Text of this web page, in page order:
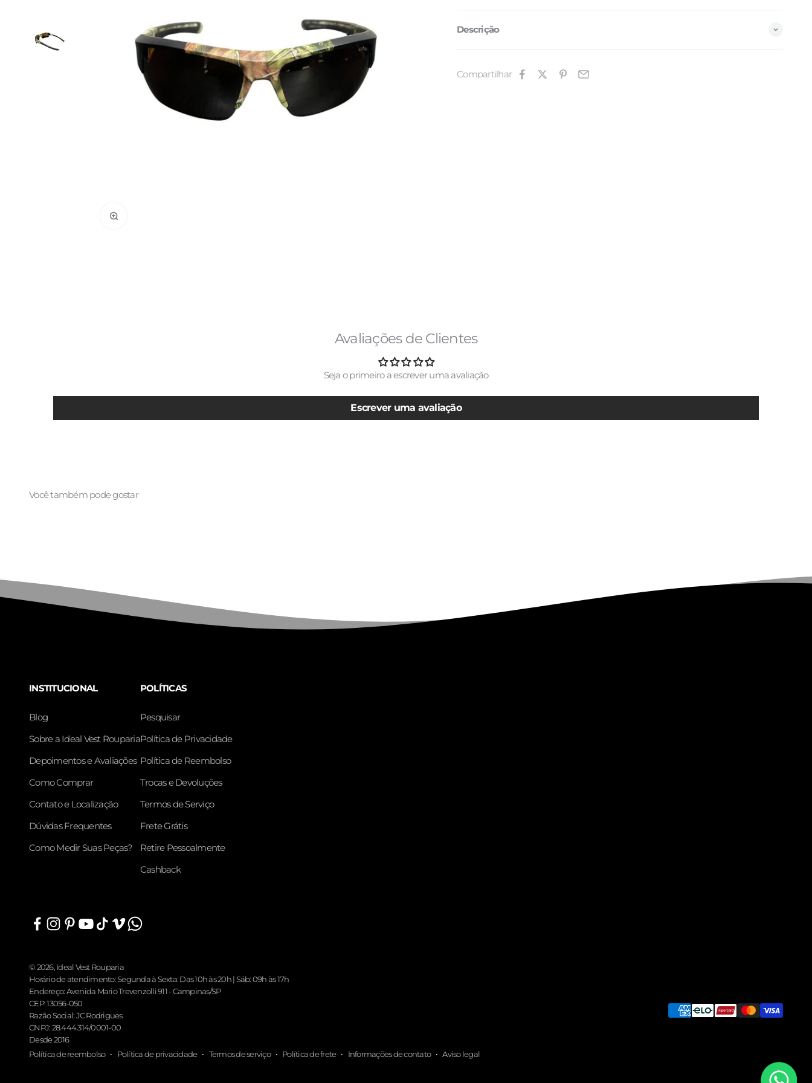
Descrição
Compartilhar
Avaliações de Clientes
Seja o primeiro a escrever uma avaliação
Escrever uma avaliação
INSTITUCIONAL
Blog
Sobre a Ideal Vest Rouparia
Depoimentos e Avaliações
Como Comprar
Contato e Localização
Dúvidas Frequentes
Como Medir Suas Peças?
POLÍTICAS
Pesquisar
Política de Privacidade
Política de Reembolso
Trocas e Devoluções
Termos de Serviço
Frete Grátis
Retire Pessoalmente
Cashback
© 2026, Ideal Vest Rouparia
Horário de atendimento: Segunda à Sexta: Das 10h às 20h | Sáb: 09h às 17h
Endereço: Avenida Mario Trevenzolli 911 - Campinas/SP
CEP: 13056-050
Razão Social: JC Rodrigues
CNPJ: 28.444.314/0001-00
Desde 2016
Política de reembolso
Política de privacidade Termos de serviço Política de frete Informações de contato Aviso legal